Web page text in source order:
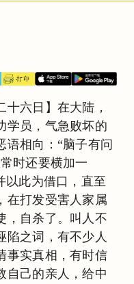
十六日】在大陆，
学员，气急败坏的
语相向：“脑子有问
时还要横加一
以此为借口，直至
在打发受害人家属
，自杀了。叫人不
陷之词，有不少人
事实真相，有时信
自己的亲人，给中